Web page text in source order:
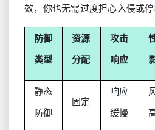
效，你也无需过度担心入侵或停
防御
类型
资源
分配
攻击
响应
静态
防御
固定
响应
缓慢